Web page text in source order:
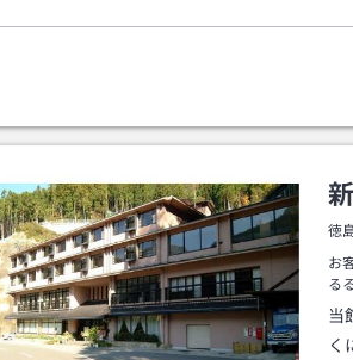
徳
お
る
当
く